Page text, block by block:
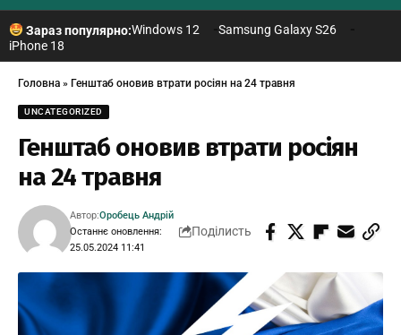
Зараз популярно:Windows 12
Samsung Galaxy S26
iPhone 18
Головна » Генштаб оновив втрати росіян на 24 травня
UNCATEGORIZED
Генштаб оновив втрати росіян
на 24 травня
Останнє оновлення:
25.05.2024 11:41
Автор:Оробець Андрій
Поділисть